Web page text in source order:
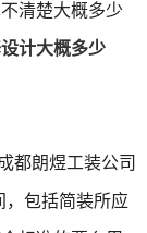
清楚大概多少
计大概多少
都朗煜工装公司
，包括简装所应